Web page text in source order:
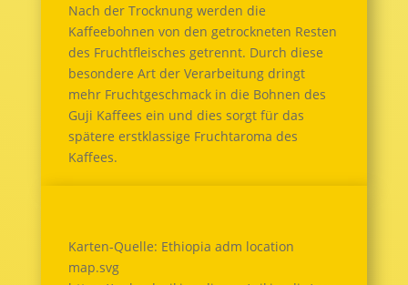
Nach der Trocknung werden die
Kaffeebohnen von den getrockneten Resten
des Fruchtfleisches getrennt. Durch diese
besondere Art der Verarbeitung dringt
mehr Fruchtgeschmack in die Bohnen des
Guji Kaffees ein und dies sorgt für das
spätere erstklassige Fruchtaroma des
Kaffees.
Karten-Quelle: Ethiopia adm location
map.svg